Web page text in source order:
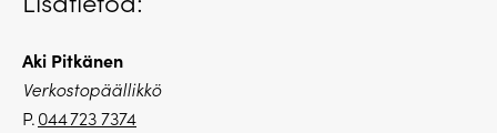
Aki Pitkänen
Verkostopäällikkö
P.044 723 7374